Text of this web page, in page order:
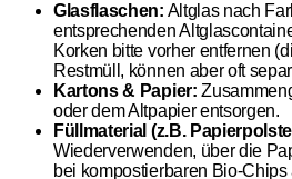
Glasflaschen: Altglas nach
entsprechenden
Korken bitte vorher entfernen
Restmüll, können aber oft
Kartons & Papier:
oder dem Altpapier entsorgen.
Füllmaterial (z.B.
Wiederverwenden, über die
bei kompostierbaren Bio-